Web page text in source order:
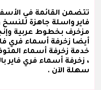
تتضمن القائمة في
فاير واسلة جاهزة
مزخرف بخطوط عربية
أيضا زخرفة أسماء فري
خدمة زخرفة أسماء
، زخرفة أسماء فري فاير
سهلة الآن .